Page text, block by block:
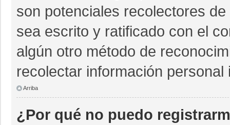
son potenciales recolectores
sea escrito y ratificado con el
algún otro método de
recolectar información
Arriba
¿Por qué no puedo